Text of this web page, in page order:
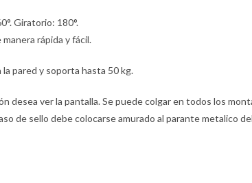
Giratorio: 180°.
rápida y fácil.
pared y soporta hasta 50 kg.
desea ver la pantalla. Se puede colgar en todos los
de sello debe colocarse amurado al parante metalico